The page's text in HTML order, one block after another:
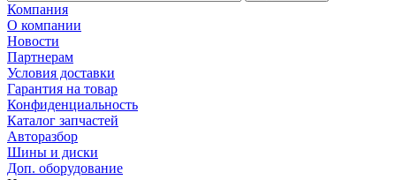
Компания
О компании
Новости
Партнерам
Условия доставки
Гарантия на товар
Конфиденциальность
Каталог запчастей
Авторазбор
Шины и диски
Доп. оборудование